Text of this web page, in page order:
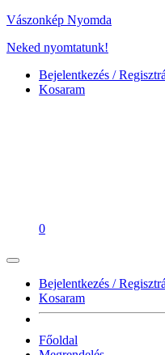
Vászonkép Nyomda
Neked nyomtatunk!
Bejelentkezés /
Kosaram
0
Bejelentkezés /
Kosaram
Főoldal